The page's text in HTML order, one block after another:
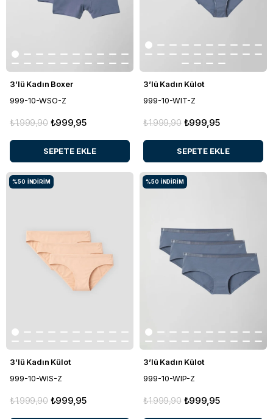
3’lü Kadın Boxer
999-10-WSO-Z
₺999,95
₺1.999,90
SEPETE EKLE
3’lü Kadın Külot
999-10-WIT-Z
₺999,95
₺1.999,90
SEPETE EKLE
3’lü Kadın Külot
999-10-WIS-Z
₺999,95
₺1.999,90
%50 İNDIRIM
3’lü Kadın Külot
999-10-WIP-Z
₺999,95
₺1.999,90
%50 İNDIRIM